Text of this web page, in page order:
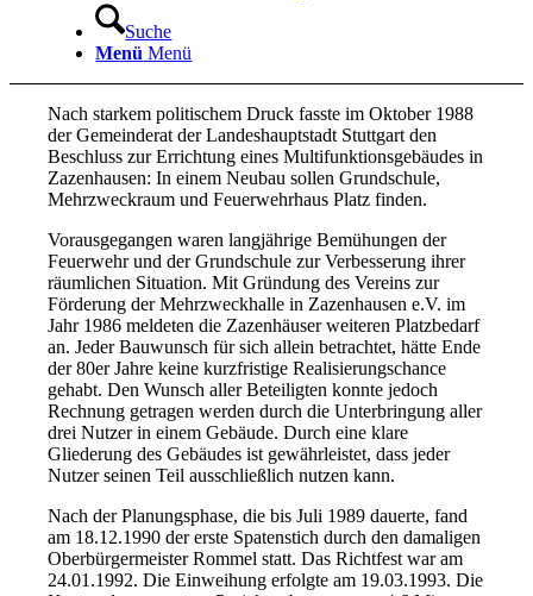
Suche
Menü Menü
Nach starkem politischem Druck fasste im Oktober 1988
der Gemeinderat der Landeshauptstadt Stuttgart den
Beschluss zur Errichtung eines Multifunktionsgebäudes in
Zazenhausen: In einem Neubau sollen Grundschule,
Mehrzweckraum und Feuerwehrhaus Platz finden.
Vorausgegangen waren langjährige Bemühungen der
Feuerwehr und der Grundschule zur Verbesserung ihrer
räumlichen Situation. Mit Gründung des Vereins zur
Förderung der Mehrzweckhalle in Zazenhausen e.V. im
Jahr 1986 meldeten die Zazenhäuser weiteren Platzbedarf
an. Jeder Bauwunsch für sich allein betrachtet, hätte Ende
der 80er Jahre keine kurzfristige Realisierungschance
gehabt. Den Wunsch aller Beteiligten konnte jedoch
Rechnung getragen werden durch die Unterbringung aller
drei Nutzer in einem Gebäude. Durch eine klare
Gliederung des Gebäudes ist gewährleistet, dass jeder
Nutzer seinen Teil ausschließlich nutzen kann.
Nach der Planungsphase, die bis Juli 1989 dauerte, fand
am 18.12.1990 der erste Spatenstich durch den damaligen
Oberbürgermeister Rommel statt. Das Richtfest war am
24.01.1992. Die Einweihung erfolgte am 19.03.1993. Die